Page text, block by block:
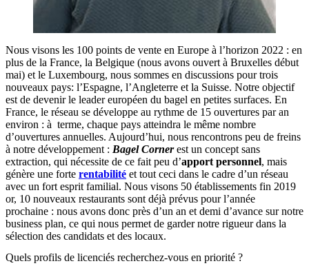
Nous visons les 100 points de vente en Europe à l’horizon 2022 : en
plus de la France, la Belgique (nous avons ouvert à Bruxelles début
mai) et le Luxembourg, nous sommes en discussions pour trois
nouveaux pays: l’Espagne, l’Angleterre et la Suisse. Notre objectif
est de devenir le leader européen du bagel en petites surfaces. En
France, le réseau se développe au rythme de 15 ouvertures par an
environ : à terme, chaque pays atteindra le même nombre
d’ouvertures annuelles. Aujourd’hui, nous rencontrons peu de freins
à notre développement : Bagel Cornerest un concept sans
extraction, qui nécessite de ce fait peu d’apport personnel, mais
génère une forte rentabilité et tout ceci dans le cadre d’un réseau
avec un fort esprit familial. Nous visons 50 établissements fin 2019
or, 10 nouveaux restaurants sont déjà prévus pour l’année
prochaine : nous avons donc près d’un an et demi d’avance sur notre
business plan, ce qui nous permet de garder notre rigueur dans la
sélection des candidats et des locaux.
Quels profils de licenciés recherchez-vous en priorité ?